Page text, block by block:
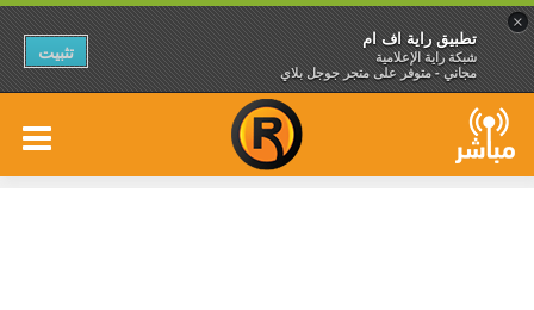
×
تطبيق راية اف ام
شبكة راية الإعلامية
مجاني - متوفر على متجر جوجل بلاي
تثبيت